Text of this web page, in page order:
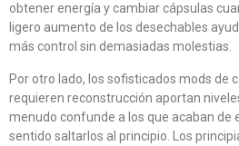
obtener energía y cambiar cápsulas
ligero aumento de los desechables
más control sin demasiadas molestias.
Por otro lado, los sofisticados mods de
requieren reconstrucción aportan
menudo confunde a los que acaban de
sentido saltarlos al principio. Los